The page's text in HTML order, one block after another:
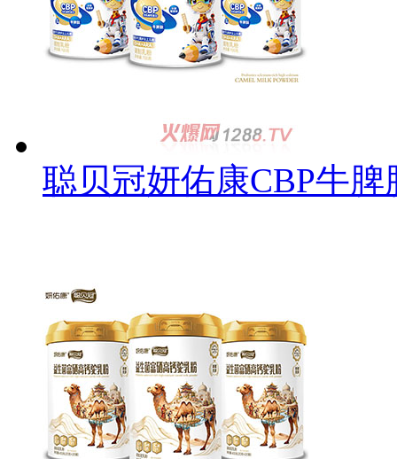
聪贝冠妍佑康CBP牛